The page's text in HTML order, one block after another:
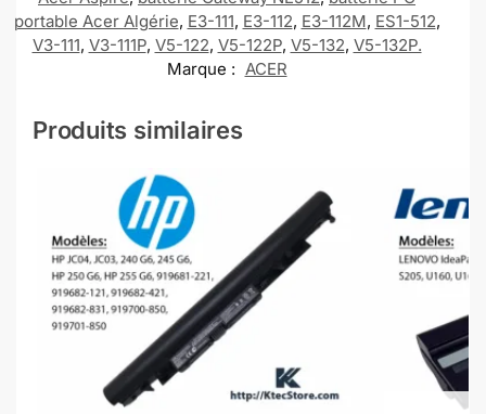
portable Acer Algérie, E3-111, E3-112, E3-112M, ES1-512,
V3-111, V3-111P, V5-122, V5-122P, V5-132, V5-132P.
Marque : ACER
Produits similaires